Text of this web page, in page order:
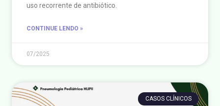
uso recorrente de antibiótico.
CONTINUE LENDO »
07/2025
CASOS CLÍNICOS